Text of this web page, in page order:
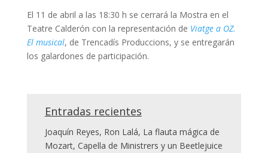
El 11 de abril a las 18:30 h se cerrará la Mostra en el
Teatre Calderón con la representación de Viatge a OZ.
El musical, de Trencadís Produccions, y se entregarán
los galardones de participación.
Entradas recientes
Joaquín Reyes, Ron Lalá, La flauta mágica de
Mozart, Capella de Ministrers y un Beetlejuice